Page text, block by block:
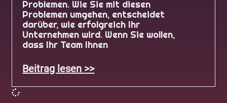
Problemen. Wie Sie mit diesen
Problemen umgehen, entscheidet
darüber, wie erfolgreich Ihr
Unternehmen wird. Wenn Sie wollen,
dass Ihr Team Ihnen
Beitrag lesen >>